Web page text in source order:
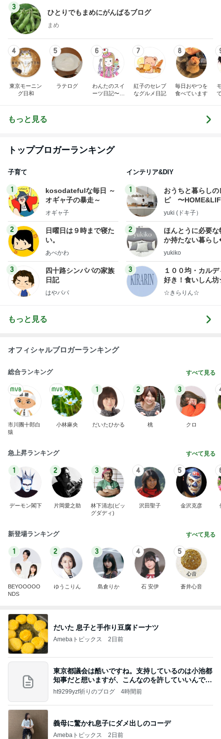
3
ひとりでもまめにがんばるブログ
まめ
4
東京モーニン
グ日和
5
ラテログ
6
わんたのスイ
ーツ日記〜小
7
紅子のセレブ
なグルメ日記
8
毎日おやつを
食べています
もっと見る
トップブロガーランキング
子育て
1
kosodatefulな毎日 ～
オギャ子の暴走～
オギャ子
2
日曜日は９時まで寝た
い。
あべかわ
3
四十路シンパパの家族
日記
はやパパ
インテリア&DIY
1
おうちと暮らしの
ピ 〜
yuki (ドキ子）
2
ほんとうに必要な
か持たない暮ら
ep Life Simple◆
ンテリアのきろく
yukiko
3
１００均・カルデ
好き！食いしん
らりん☆のブログ
☆きらりん☆
もっと見る
オフィシャルブロガーランキング
総合ランキング すべて見る
市川團十郎白
猿
小林麻央
1
だいたひかる
2
桃
3
クロ
急上昇ランキング すべて見る
1
デーモン閣下
2
片岡愛之助
3
林下清志(ビッ
グダディ)
4
沢田聖子
5
金沢克彦
新登場ランキング すべて見る
1
BEYOOOOO
NDS
2
ゆうこりん
3
島倉りか
4
石 安伊
5
蒼井心音
だいた 息子と手作り豆腐ドーナツ
Amebaトピックス 2日前
東京都議会は酷いですね。支持しているのは小池都
知事だと想いますが、こんなのを許していいんです
か？
ht9299yzf祈りのブログ 4時間前
義母に驚かれ息子にダメ出しのコーデ
Amebaトピックス 2日前